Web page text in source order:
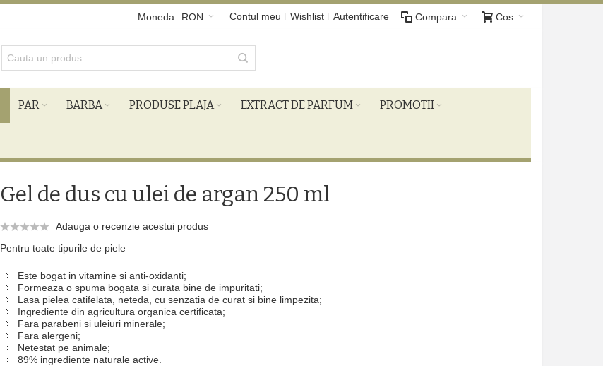
Cos
Compara
Contul meu Wishlist Autentificare
Moneda: RON
PAR BARBA PRODUSE PLAJA EXTRACT DE PARFUM PROMOTII
Gel de dus cu ulei de argan 250 ml
Adauga o recenzie acestui produs
Pentru toate tipurile de piele
Este bogat in vitamine si anti-oxidanti;
Formeaza o spuma bogata si curata bine de impuritati;
Lasa pielea catifelata, neteda, cu senzatia de curat si bine limpezita;
Ingrediente din agricultura organica certificata;
Fara parabeni si uleiuri minerale;
Fara alergeni;
Netestat pe animale;
89% ingrediente naturale active.